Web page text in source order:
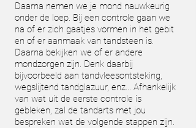
Daarna nemen we je mond nauwkeurig
onder de loep. Bij een controle gaan we
na of er zich gaatjes vormen in het gebit
en of er aanmaak van tandsteen is.
Daarna bekijken we of er andere
mondzorgen zijn. Denk daarbij
bijvoorbeeld aan tandvleesontsteking,
wegslijtend tandglazuur, enz... Afhankelijk
van wat uit de eerste controle is
gebleken, zal de tandarts met jou
bespreken wat de volgende stappen zijn.